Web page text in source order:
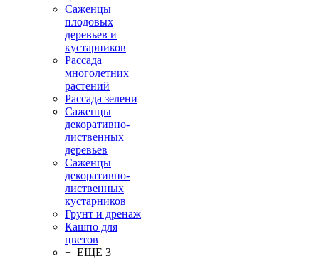
Саженцы
плодовых
деревьев и
кустарников
Рассада
многолетних
растений
Рассада зелени
Саженцы
декоративно-
лиственных
деревьев
Саженцы
декоративно-
лиственных
кустарников
Грунт и дренаж
Кашпо для
цветов
+ ЕЩЕ 3